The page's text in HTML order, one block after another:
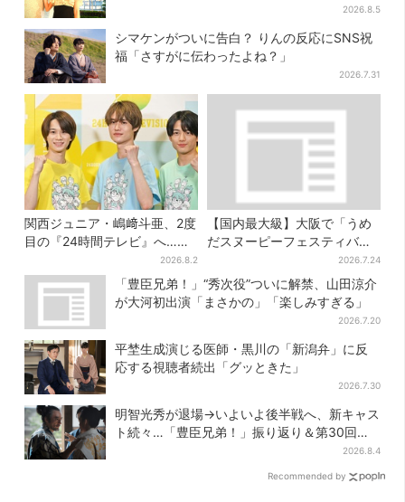
2026.8.5
シマケンがついに告白？ りんの反応にSNS祝
福「さすがに伝わったよね？」
2026.7.31
関西ジュニア・嶋﨑斗亜、2度
目の『24時間テレビ』へ…ほ
かのメンバーに助言「サポー
ターたるもの」
2026.8.2
【国内最大級】大阪で「うめ
だスヌーピーフェスティバ
ル」、約80ブランドが集結！
ここだけのグッズも
2026.7.24
「豊臣兄弟！」“秀次役”ついに解禁、山田涼介
が大河初出演「まさかの」「楽しみすぎる」
2026.7.20
平埜生成演じる医師・黒川の「新潟弁」に反
応する視聴者続出「グッときた」
2026.7.30
明智光秀が退場→いよいよ後半戦へ、新キャス
ト続々…「豊臣兄弟！」振り返り＆第30回あ
2026.8.4
Recommended by